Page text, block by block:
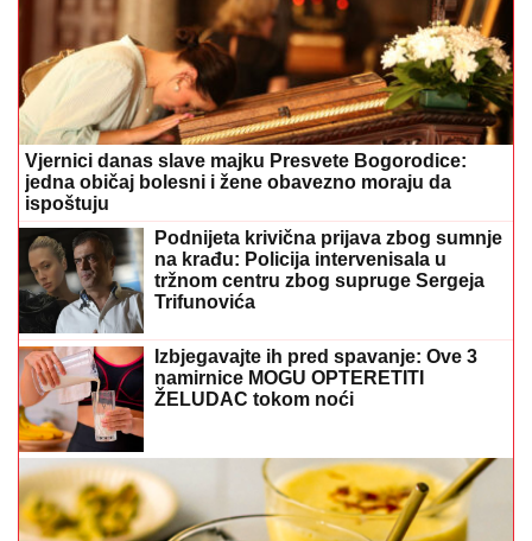
Vjernici danas slave majku Presvete Bogorodice:
jedna običaj bolesni i žene obavezno moraju da
ispoštuju
Podnijeta krivična prijava zbog sumnje
na krađu: Policija intervenisala u
tržnom centru zbog supruge Sergeja
Trifunovića
Izbjegavajte ih pred spavanje: Ove 3
namirnice MOGU OPTERETITI
ŽELUDAC tokom noći